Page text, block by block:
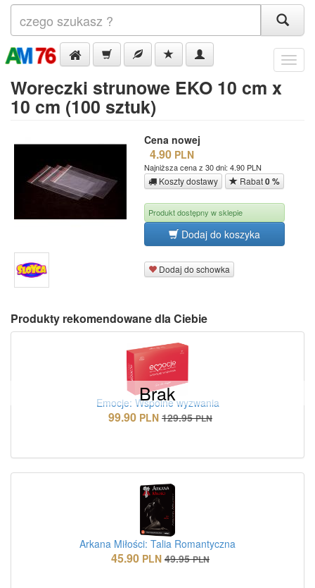
Menu
Woreczki strunowe EKO 10 cm x
10 cm (100 sztuk)
Cena nowej
4.90 PLN
Najniższa cena z 30 dni: 4.90 PLN
Koszty dostawy Rabat0 %
Produkt dostępny w sklepie
Dodaj do koszyka
Dodaj do schowka
Produkty rekomendowane dla Ciebie
Brak
Emocje: Wspólne wyzwania
99.90 PLN 129.95 PLN
Arkana Miłości: Talia Romantyczna
45.90 PLN 49.95 PLN